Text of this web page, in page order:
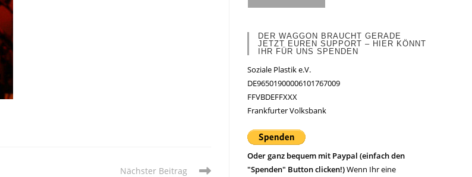
Nächster Beitrag
DER WAGGON BRAUCHT GERADE
JETZT EUREN SUPPORT – HIER KÖNNT
IHR FÜR UNS SPENDEN
Soziale Plastik e.V.
DE96501900006101767009
FFVBDEFFXXX
Frankfurter Volksbank
Oder ganz bequem mit Paypal (einfach den
"Spenden" Button clicken!)Wenn Ihr eine